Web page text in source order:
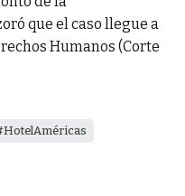
que el caso llegue a
Humanos (Corte